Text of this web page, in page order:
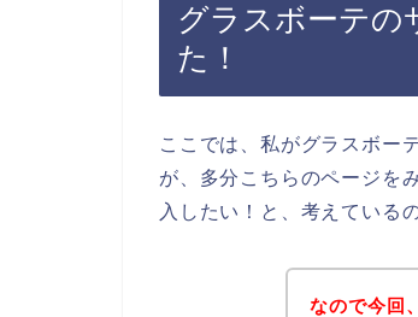
グラスボーテの
た！
ここでは、私がグラスボー
が、多分こちらのページを
入したい！と、考えている
なので今回